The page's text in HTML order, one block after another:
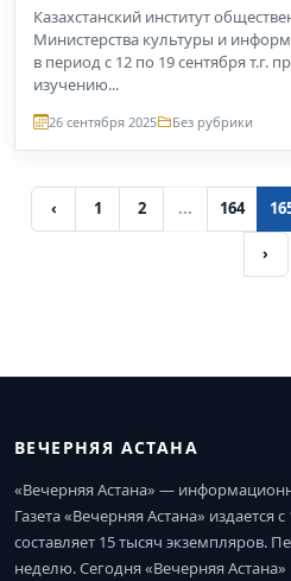
Казахстанский институт
Министерства культуры и
в период с 12 по 19 сентября т.г.
изучению...
26 сентября 2025 Без рубрики
‹ 1 2 ... 164
›
ВЕЧЕРНЯЯ АСТАНА
«Вечерняя Астана» —
Газета «Вечерняя Астана» издается
составляет 15 тысяч экземпляров.
неделю. Сегодня «Вечерняя